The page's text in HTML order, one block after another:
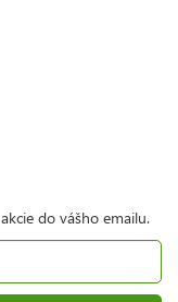
do vášho emailu.